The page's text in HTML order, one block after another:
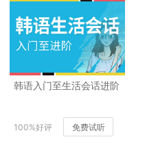
韩语入门至生活会话进阶
100%好评 免费试听